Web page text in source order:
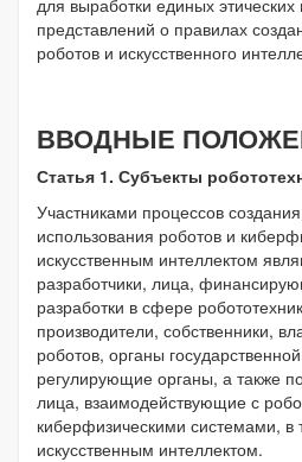
представлений о правилах
роботов и искусственного
ВВОДНЫЕ
Статья 1. Субъекты
Участниками процессов
использования роботов и
искусственным интеллектом
разработчики, лица,
разработки в сфере
производители, собственники,
роботов, органы
регулирующие органы, а также
лица, взаимодействующие с
киберфизическими системами, в
искусственным интеллектом.